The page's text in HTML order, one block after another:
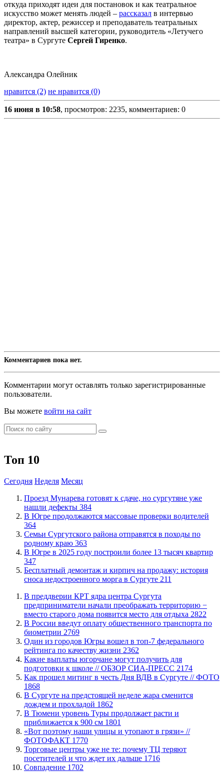
откуда приходят идеи для постановок и как театральное
искусство может менять людей – рассказал в интервью
директор, актер, режиссер и преподаватель театральных
направлений высшей категории, руководитель «Летучего
театра» в Сургуте Сергей Гиренко.
Александра Олейник
нравится (2) не нравится (0)
16 июня в 10:58, просмотров: 2235, комментариев: 0
Комментариев пока нет.
Комментарии могут оставлять только зарегистрированные
пользователи.
Вы можете войти на сайт
Топ 10
Сегодня Неделя Месяц
​Проезд Мунарева готовят к сдаче, но сургутяне уже
нашли дефекты 384
​В Югре продолжаются массовые проверки водителей
364
​Семьи Сургутского района отправятся в походы по
родному краю 363
​В Югре в 2025 году построили более 13 тысяч квартир
347
​Бесплатный демонтаж и кирпич на продажу: история
сноса недостроенного морга в Сургуте 211
​В преддверии КРТ ядра центра Сургута
предприниматели начали преображать территорию −
вместо старого дома появится место для отдыха 2822
В России введут оплату общественного транспорта по
биометрии 2769
Один из городов Югры вошел в топ-7 федерального
рейтинга по качеству жизни 2362
Какие выплаты югорчане могут получить для
подготовки к школе // ОБЗОР СИА-ПРЕСС 2174
Как прошел митинг в честь Дня ВДВ в Сургуте // ФОТО
1868
В Сургуте на предстоящей неделе жара сменится
дождем и прохладой 1862
В Тюмени уровень Туры продолжает расти и
приближается к 900 см 1801
«Вот поэтому наши улицы и утопают в грязи» //
ФОТОФАКТ 1770
Торговые центры уже не те: почему ТЦ теряют
посетителей и что ждет их дальше 1716
​Совпадение 1702